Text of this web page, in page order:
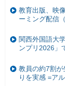
教育出版、映
ーミング配信
関西外国語大
ンプリ2026」
教員の約7割が
りを実感 =ア